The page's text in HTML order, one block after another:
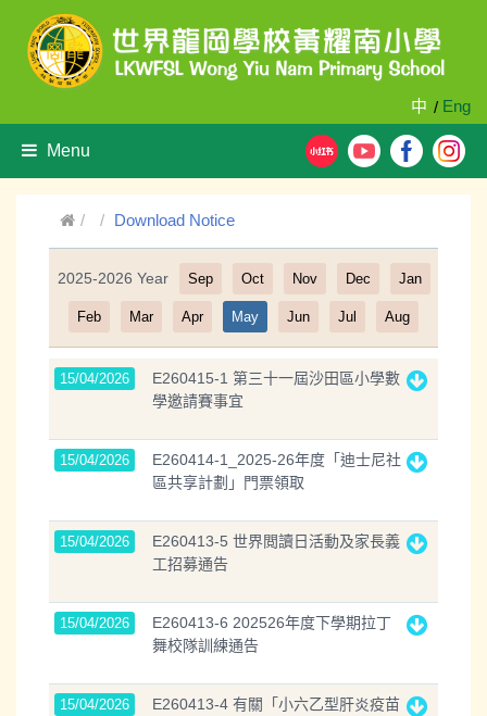
中 / Eng
Menu
Download Notice
Filter
2025-2026 Year Sep Oct Nov Dec Jan
Feb Mar Apr May Jun Jul Aug
15/04/2026
E260415-1 第三十一屆沙田區小學數
學邀請賽事宜
15/04/2026
E260414-1_2025-26年度「迪士尼社
區共享計劃」門票領取
15/04/2026
E260413-5 世界閲讀日活動及家長義
工招募通告
15/04/2026
E260413-6 202526年度下學期拉丁
舞校隊訓練通告
15/04/2026
E260413-4 有關「小六乙型肝炎疫苗